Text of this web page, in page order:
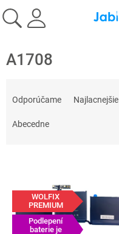
na
obsah
A1708
Odporúčame Najlacnejšie
Abecedne
WOLFIX
PREMIUM
Podlepení
baterie je